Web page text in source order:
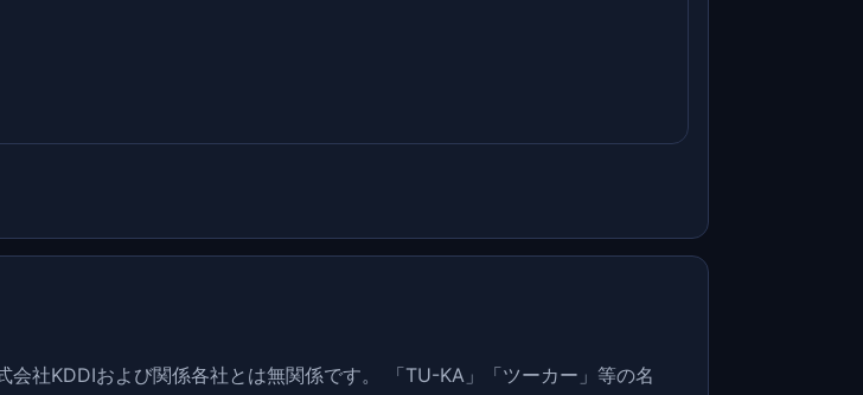
社KDDIおよび関係各社とは無関係です。 「TU-KA」「ツーカー」等の名